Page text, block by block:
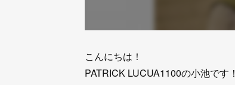
こんにちは！
PATRICK LUCUA1100の小池です！